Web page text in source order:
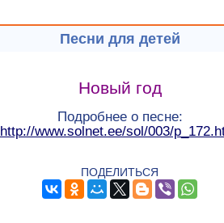
Песни для детей
Новый год
Подробнее о песне:
http://www.solnet.ee/sol/003/
ПОДЕЛИТЬСЯ